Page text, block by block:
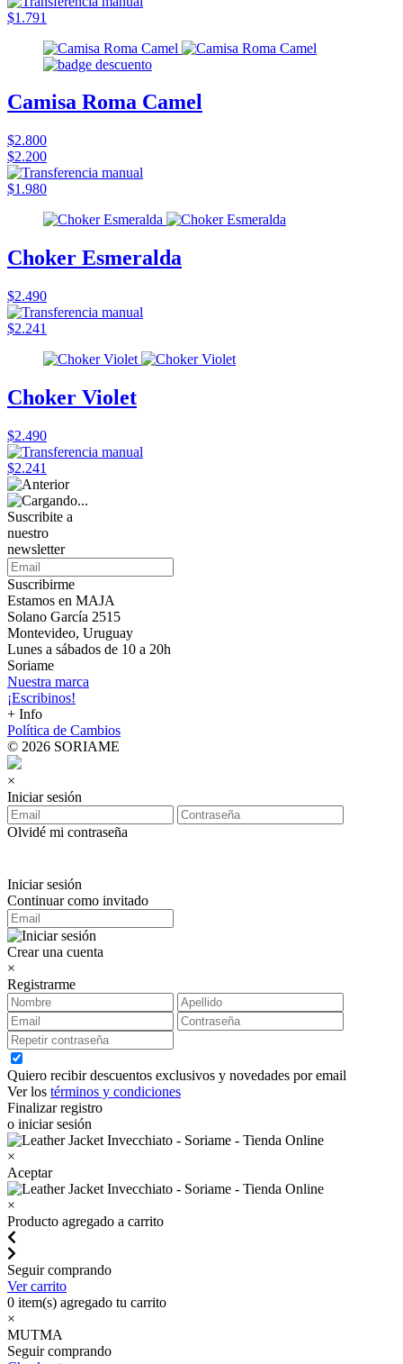
$1.791
Camisa Roma Camel
$2.800
$2.200
$1.980
Choker Esmeralda
$2.490
$2.241
Choker Violet
$2.490
$2.241
Suscribite a
nuestro
newsletter
Suscribirme
Estamos en MAJA
Solano García 2515
Montevideo, Uruguay
Lunes a sábados de 10 a 20h
Soriame
Nuestra marca
¡Escribinos!
+ Info
Política de Cambios
© 2026 SORIAME
×
Iniciar sesión
Olvidé mi contraseña
Iniciar sesión
Continuar como invitado
Crear una cuenta
×
Registrarme
Quiero recibir descuentos exclusivos y novedades por email
Ver los términos y condiciones
Finalizar registro
o iniciar sesión
×
Aceptar
×
Producto agregado a carrito
Seguir comprando
Ver carrito
0 item(s) agregado tu carrito
×
MUTMA
Seguir comprando